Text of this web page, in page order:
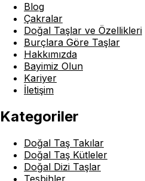
Blog
Çakralar
Doğal Taşlar ve Özellikleri
Burçlara Göre Taşlar
Hakkımızda
Bayimiz Olun
Kariyer
İletişim
Kategoriler
Doğal Taş Takılar
Doğal Taş Kütleler
Doğal Dizi Taşlar